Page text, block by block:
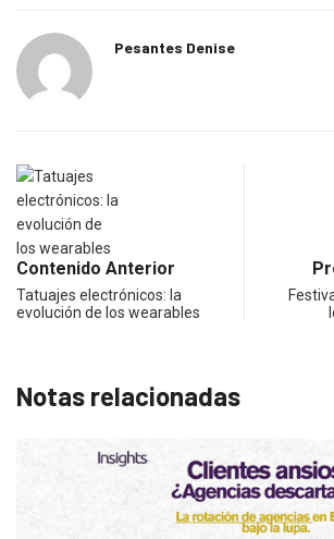
Pesantes Denise
Contenido Anterior
Tatuajes electrónicos: la
evolución de los wearables
Notas relacionadas